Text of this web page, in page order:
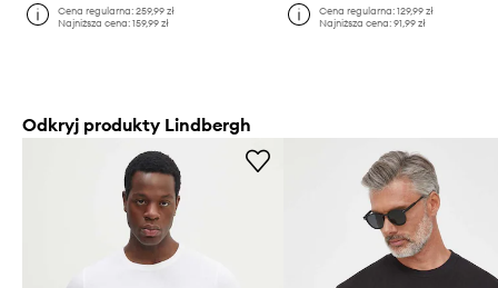
Cena regularna:259,99 zł
Najniższa cena:159,99 zł
Cena regularna: 129,99 zł
Najniższa cena: 91,99 zł
Odkryj produkty Lindbergh